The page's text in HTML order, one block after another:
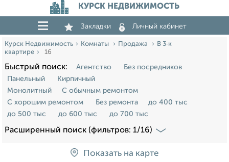
КУРСК НЕДВИЖИМОСТЬ
Закладки Личный кабинет
Курск Недвижимость Комнаты Продажа
В 3‑к
квартире
16
Быстрый поиск: Агентство
Без посредников
Панельный
Кирпичный
Монолитный
С обычным ремонтом
С хорошим ремонтом
Без ремонта
до 400 тыс
до 500 тыс
до 600 тыс до 700 тыс
Расширенный поиск (фильтров: 1/16)
Показать на карте